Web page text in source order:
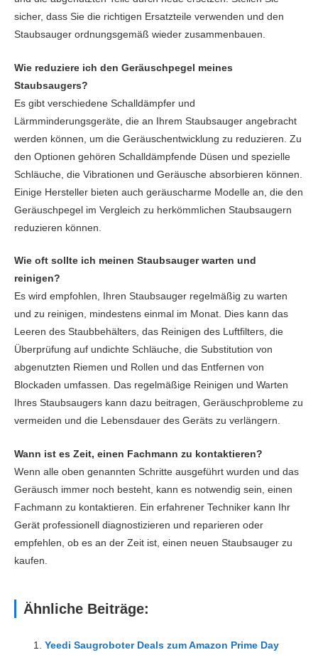
sicher, dass Sie die richtigen Ersatzteile verwenden und den
Staubsauger ordnungsgemäß wieder zusammenbauen.
Wie reduziere ich den Geräuschpegel meines
Staubsaugers?
Es gibt verschiedene Schalldämpfer und
Lärmminderungsgeräte, die an Ihrem Staubsauger angebracht
werden können, um die Geräuschentwicklung zu reduzieren. Zu
den Optionen gehören Schalldämpfende Düsen und spezielle
Schläuche, die Vibrationen und Geräusche absorbieren können.
Einige Hersteller bieten auch geräuscharme Modelle an, die den
Geräuschpegel im Vergleich zu herkömmlichen Staubsaugern
reduzieren können.
Wie oft sollte ich meinen Staubsauger warten und
reinigen?
Es wird empfohlen, Ihren Staubsauger regelmäßig zu warten
und zu reinigen, mindestens einmal im Monat. Dies kann das
Leeren des Staubbehälters, das Reinigen des Luftfilters, die
Überprüfung auf undichte Schläuche, die Substitution von
abgenutzten Riemen und Rollen und das Entfernen von
Blockaden umfassen. Das regelmäßige Reinigen und Warten
Ihres Staubsaugers kann dazu beitragen, Geräuschprobleme zu
vermeiden und die Lebensdauer des Geräts zu verlängern.
Wann ist es Zeit, einen Fachmann zu kontaktieren?
Wenn alle oben genannten Schritte ausgeführt wurden und das
Geräusch immer noch besteht, kann es notwendig sein, einen
Fachmann zu kontaktieren. Ein erfahrener Techniker kann Ihr
Gerät professionell diagnostizieren und reparieren oder
empfehlen, ob es an der Zeit ist, einen neuen Staubsauger zu
kaufen.
Ähnliche Beiträge:
Yeedi Saugroboter Deals zum Amazon Prime Day